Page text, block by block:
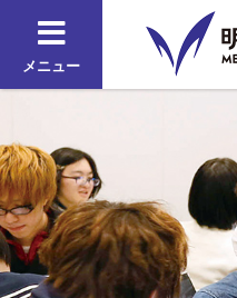
メニュー